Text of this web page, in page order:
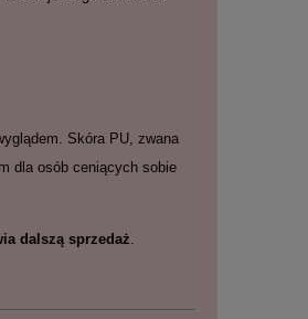
Skóra PU, zwana
dla osób ceniących sobie
dalszą sprzedaż.